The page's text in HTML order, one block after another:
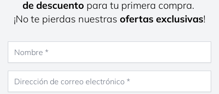
de descuento para tu primera compra.
¡No te pierdas nuestras ofertas exclusivas!